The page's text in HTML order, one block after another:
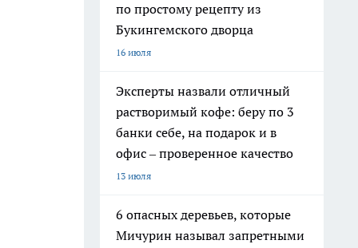
по простому рецепту из
Букингемского дворца
16 июля
Эксперты назвали отличный
растворимый кофе: беру по 3
банки себе, на подарок и в
офис – проверенное качество
13 июля
6 опасных деревьев, которые
Мичурин называл запретными